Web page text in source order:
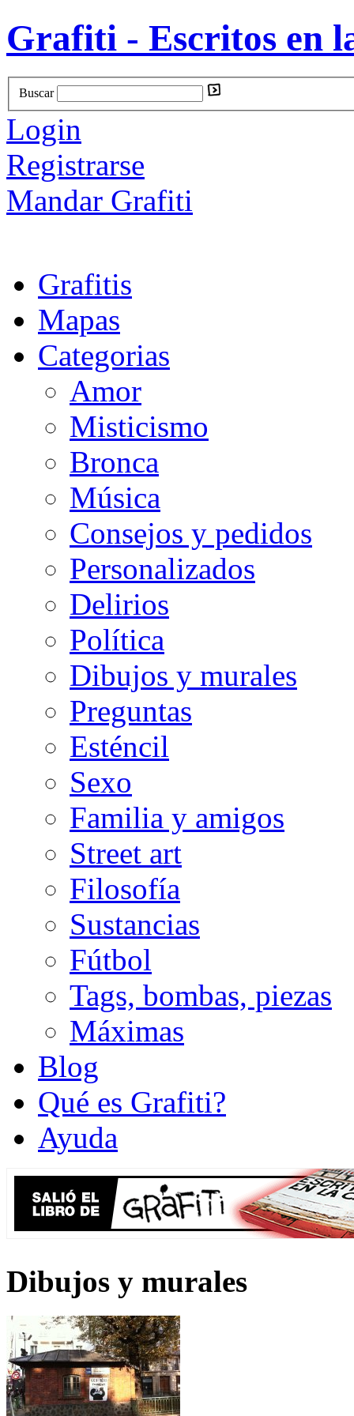
Grafiti - Escritos en
Buscar
Login
Registrarse
Mandar Grafiti
Grafitis
Mapas
Categorias
Amor
Misticismo
Bronca
Música
Consejos y pedidos
Personalizados
Delirios
Política
Dibujos y murales
Preguntas
Esténcil
Sexo
Familia y amigos
Street art
Filosofía
Sustancias
Fútbol
Tags, bombas, piezas
Máximas
Blog
Qué es Grafiti?
Ayuda
Dibujos y murales